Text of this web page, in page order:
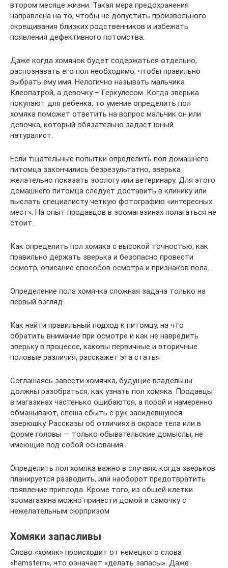
втором месяце жизни. Такая мера предохранения
направлена на то, чтобы не допустить произвольного
скрещивания близких родственников и избежать
появления дефективного потомства.
Даже когда хомячок будет содержаться отдельно,
распознавать его пол необходимо, чтобы правильно
выбрать ему имя. Нелогично называть мальчика
Клеопатрой, а девочку – Геркулесом. Когда зверька
покупают для ребенка, то умение определить пол
хомяка поможет ответить на вопрос мальчик он или
девочка, который обязательно задаст юный
натуралист.
Если тщательные попытки определить пол домашнего
питомца закончились безрезультатно, зверька
желательно показать зоологу или ветеринару. Для этого
домашнего питомца следует доставить в клинику или
выслать специалисту четкую фотографию «интересных
мест». На опыт продавцов в зоомагазинах полагаться не
стоит.
Как определить пол хомяка с высокой точностью, как
правильно держать зверька и безопасно провести
осмотр, описание способов осмотра и признаков пола.
Определение пола хомячка сложная задача только на
первый взгляд
Как найти правильный подход к питомцу, на что
обратить внимание при осмотре и как не навредить
зверьку в процессе, каковы первичные и вторичные
половые различия, расскажет эта статья
Соглашаясь завести хомячка, будущие владельцы
должны разобраться, как узнать пол хомяка. Продавцы
в магазинах частенько ошибаются, а порой и намеренно
обманывают, спеша сбыть с рук засидевшуюся
зверюшку. Рассказы об отличиях в окрасе тела или в
форме головы — только обывательские домыслы, не
имеющие под собой основания.
Определить пол хомяка важно в случаях, когда зверьков
планируется разводить, или наоборот предотвратить
появление приплода. Кроме того, из общей клетки
зоомагазина можно принести домой и самочку с
нежелательным сюрпризом
Хомяки запасливы
Слово «хомяк» происходит от немецкого слова
«hamstern», что означает «делать запасы». Даже